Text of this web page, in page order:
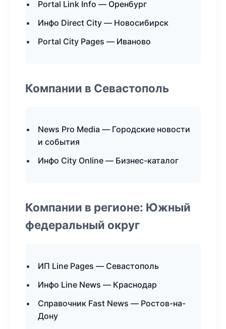
Portal Link Info — Оренбург
Инфо Direct City — Новосибирск
Portal City Pages — Иваново
Компании в Севастополь
News Pro Media — Городские новости
и события
Инфо City Online — Бизнес-каталог
Компании в регионе: Южный
федеральный округ
ИП Line Pages — Севастополь
Инфо Line News — Краснодар
Справочник Fast News — Ростов-на-
Дону